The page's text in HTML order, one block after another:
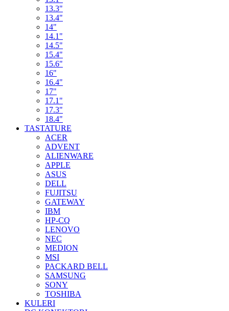
13.3"
13.4"
14"
14.1"
14.5"
15.4"
15.6"
16"
16.4"
17"
17.1"
17.3"
18.4"
TASTATURE
ACER
ADVENT
ALIENWARE
APPLE
ASUS
DELL
FUJITSU
GATEWAY
IBM
HP-CQ
LENOVO
NEC
MEDION
MSI
PACKARD BELL
SAMSUNG
SONY
TOSHIBA
KULERI